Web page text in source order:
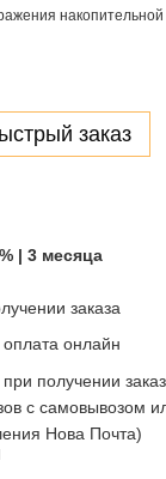
накопительной
заказ
| 3 месяца
заказа
оплата онлайн
получении
с самовывозом
Нова Почта)